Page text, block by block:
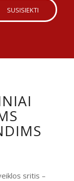
SUSISIEKTI
sritis –